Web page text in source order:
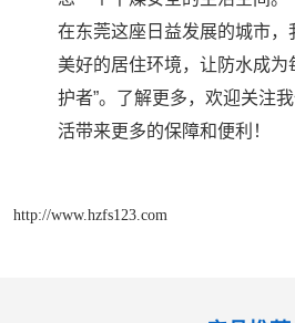
在东莞这座日益发展的城市，
美好的居住环境，让防水成为
护者”。了解更多，欢迎关注
活带来更多的保障和便利！
http://www.hzfs123.com